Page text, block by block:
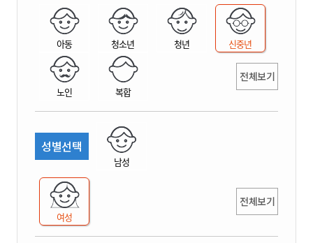
아동 청소년 청년 신중년
노인 복합
전체보기
성별선택
남성
여성
전체보기